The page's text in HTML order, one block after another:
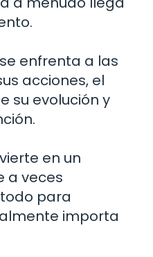
enfrenta a las
acciones, el
su evolución y
en un
a veces
para
importa